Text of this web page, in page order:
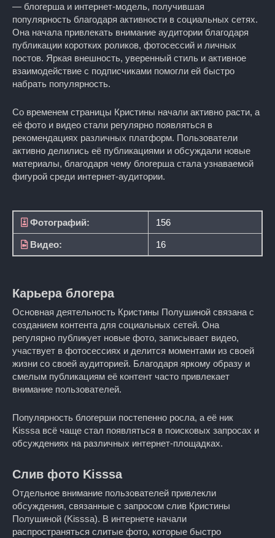
— блогерша и интернет-модель, получившая
популярность благодаря активности в социальных сетях.
Она начала привлекать внимание аудитории благодаря
публикации коротких роликов, фотосессий и личных
постов. Яркая внешность, уверенный стиль и активное
взаимодействие с подписчиками помогли ей быстро
набрать популярность.
Со временем страницы Кристины начали активно расти, а
её фото и видео стали регулярно появляться в
рекомендациях различных платформ. Пользователи
активно делились её публикациями и обсуждали новые
материалы, благодаря чему блогерша стала узнаваемой
фигурой среди интернет-аудитории.
Фотографий: 156
Видео: 16
Карьера блогера
Основная деятельность Кристины Полушиной связана с
созданием контента для социальных сетей. Она
регулярно публикует новые фото, записывает видео,
участвует в фотосессиях и делится моментами из своей
жизни со своей аудиторией. Благодаря яркому образу и
смелым публикациям её контент часто привлекает
внимание пользователей.
Популярность блогерши постепенно росла, а её ник
Kisssa всё чаще стал появляться в поисковых запросах и
обсуждениях на различных интернет-площадках.
Слив фото Kisssa
Отдельное внимание пользователей привлекли
обсуждения, связанные с запросом слив Кристины
Полушиной (Kisssa). В интернете начали
распространяться слитые фото, которые быстро